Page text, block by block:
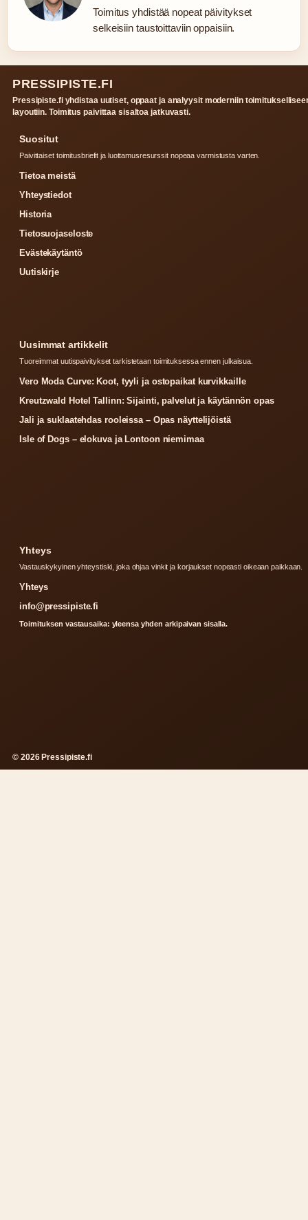
Toimitus yhdistää nopeat päivitykset
selkeisiin taustoittaviin oppaisiin.
PRESSIPISTE.FI
Pressipiste.fi yhdistaa uutiset, oppaat ja analyysit moderniin
layoutiin. Toimitus paivittaa sisaltoa jatkuvasti.
Suositut
Paivittaiset toimitusbriefit ja luottamusresurssit nopeaa varmistusta varten.
Tietoa meistä
Yhteystiedot
Historia
Tietosuojaseloste
Evästekäytäntö
Uutiskirje
Uusimmat artikkelit
Tuoreimmat uutispaivitykset tarkistetaan toimituksessa ennen julkaisua.
Vero Moda Curve: Koot, tyyli ja ostopaikat kurvikkaille
Kreutzwald Hotel Tallinn: Sijainti, palvelut ja käytännön opas
Jali ja suklaatehdas rooleissa – Opas näyttelijöistä
Isle of Dogs – elokuva ja Lontoon niemimaa
Yhteys
Vastauskykyinen yhteystiski, joka ohjaa vinkit ja korjaukset nopeasti oikeaan paikkaan.
Yhteys
info@pressipiste.fi
Toimituksen vastausaika: yleensa yhden arkipaivan sisalla.
© 2026 Pressipiste.fi